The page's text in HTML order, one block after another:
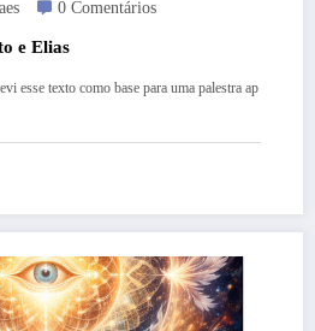
0 Comentários
e Elias
esse texto como base para uma palestra ap